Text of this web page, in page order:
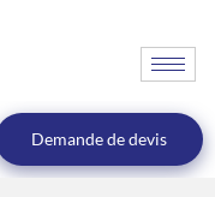
Demande de devis